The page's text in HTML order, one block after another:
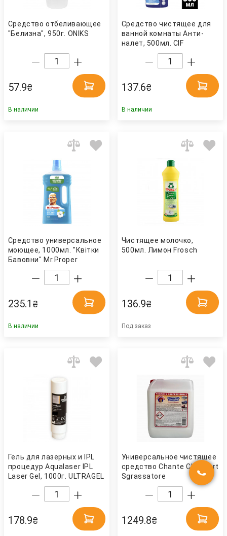
Средство отбеливающее
"Белизна", 950г. ONIKS
57.9₴
В наличии
Средство чистящее для
ванной комнаты Анти-
налет, 500мл. CIF
137.6₴
В наличии
Средство универсальное
моющее, 1000мл. "Квітки
Бавовни" Mr.Proper
235.1 ₴
В наличии
Чистящее молочко,
500мл. Лимон Frosch
136.9₴
Под заказ
Гель для лазерных и IPL
процедур Aqualaser IPL
Laser Gel, 1000г. ULTRAGEL
178.9₴
Универсальное чистящее
средство Chante Clair Vert
Sgrassatore
"Марсельское мыло", 5л.
Chante Clair
1249.8₴